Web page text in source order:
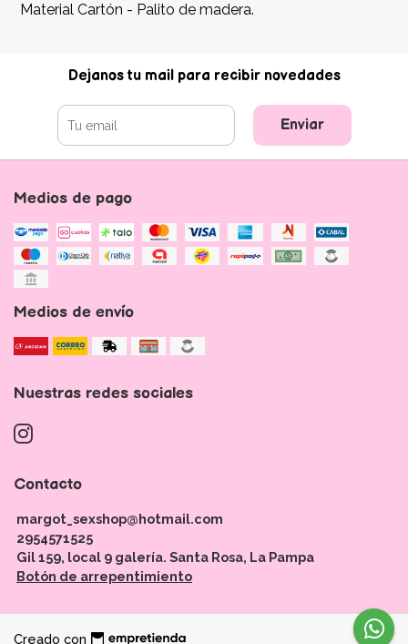
Material Cartón - Palito de madera.
Dejanos tu mail para recibir novedades
Enviar
Medios de pago
Medios de envío
Nuestras redes sociales
Contacto
margot_sexshop@hotmail.com
2954571525
Gil 159, local 9 galería. Santa Rosa, La Pampa
Botón de arrepentimiento
Creado con